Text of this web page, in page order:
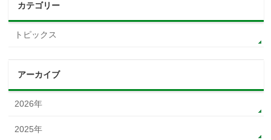
カテゴリー
トピックス
アーカイブ
2026年
2025年